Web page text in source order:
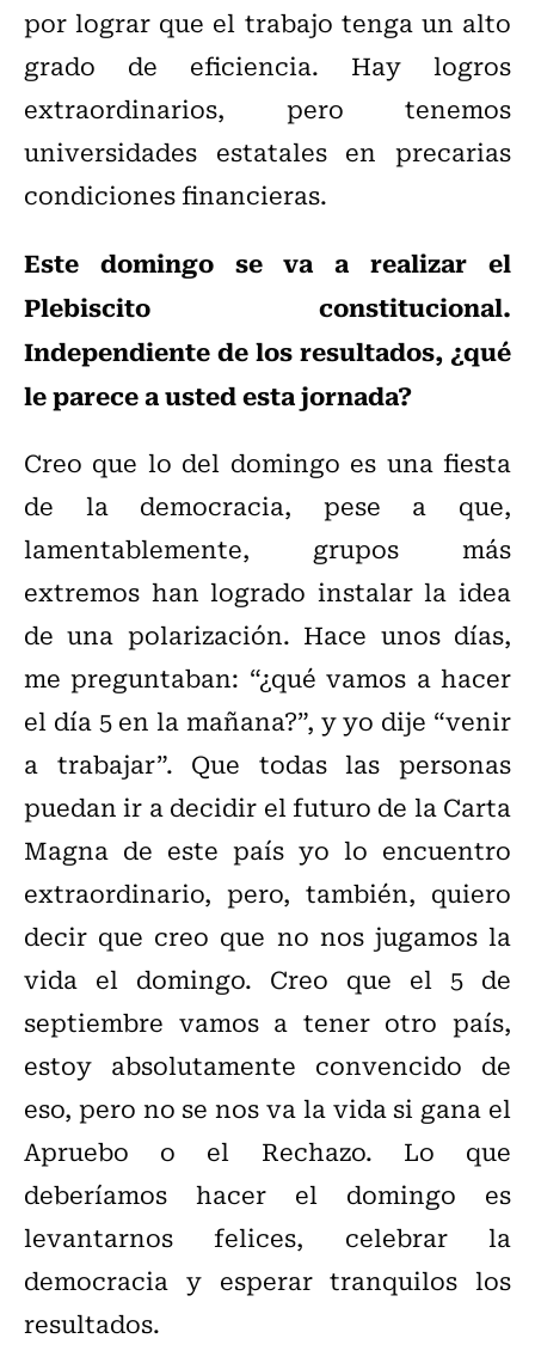
por lograr que el trabajo tenga un alto
grado de eficiencia. Hay logros
extraordinarios, pero tenemos
universidades estatales en precarias
condiciones financieras.
Este domingo se va a realizar el
Plebiscito constitucional.
Independiente de los resultados, ¿qué
le parece a usted esta jornada?
Creo que lo del domingo es una fiesta
de la democracia, pese a que,
lamentablemente, grupos más
extremos han logrado instalar la idea
de una polarización. Hace unos días,
me preguntaban: “¿qué vamos a hacer
el día 5 en la mañana?”, y yo dije “venir
a trabajar”. Que todas las personas
puedan ir a decidir el futuro de la Carta
Magna de este país yo lo encuentro
extraordinario, pero, también, quiero
decir que creo que no nos jugamos la
vida el domingo. Creo que el 5 de
septiembre vamos a tener otro país,
estoy absolutamente convencido de
eso, pero no se nos va la vida si gana el
Apruebo o el Rechazo. Lo que
deberíamos hacer el domingo es
levantarnos felices, celebrar la
democracia y esperar tranquilos los
resultados.